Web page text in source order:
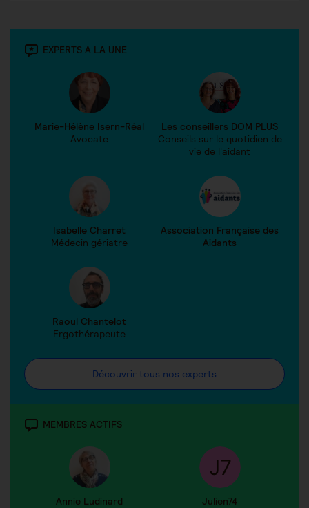
EXPERTS A LA UNE
Marie-Hélène Isern-Réal
Avocate
Les conseillers DOM PLUS
Conseils sur le quotidien de
vie de l'aidant
Isabelle Charret
Médecin gériatre
Association Française des
Aidants
Raoul Chantelot
Ergothérapeute
Découvrir tous nos experts
MEMBRES ACTIFS
Annie Ludinard Julien74